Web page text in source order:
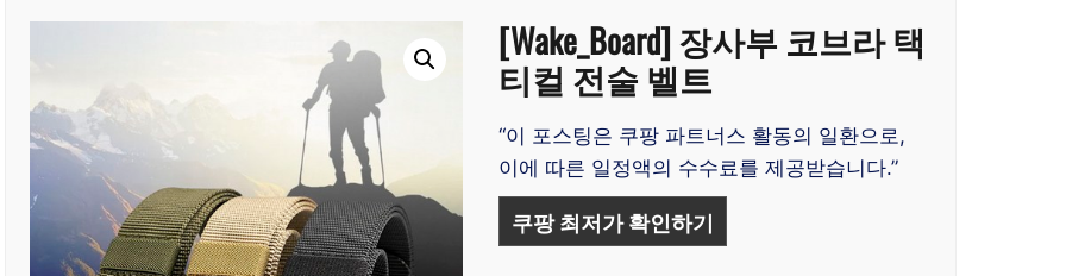
[Wake_Board] 장사부 코브라 택
티컬 전술 벨트
“이 포스팅은 쿠팡 파트너스 활동의 일환으로,
이에 따른 일정액의 수수료를 제공받습니다.”
쿠팡 최저가 확인하기